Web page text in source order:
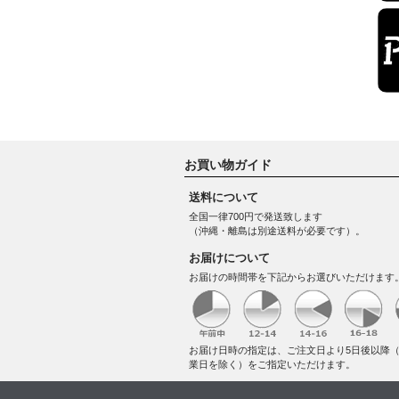
お買い物ガイド
送料について
全国一律700円で発送致します
（沖縄・離島は別途送料が必要です）。
お届けについて
お届けの時間帯を下記からお選びいただけます
お届け日時の指定は、ご注文日より5日後以降
業日を除く）をご指定いただけます。